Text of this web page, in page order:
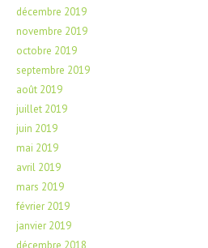
décembre 2019
novembre 2019
octobre 2019
septembre 2019
août 2019
juillet 2019
juin 2019
mai 2019
avril 2019
mars 2019
février 2019
janvier 2019
décembre 2018